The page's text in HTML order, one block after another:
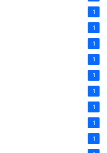
1
1
1
1
1
1
1
1
1